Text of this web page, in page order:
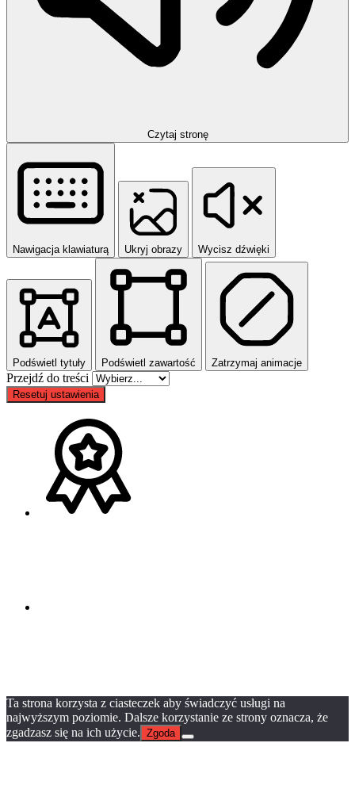
Czytaj stronę
Nawigacja klawiaturą Ukryj obrazy Wycisz dźwięki
Podświetl tytuły Podświetl zawartość Zatrzymaj animacje
Przejdź do treści
Resetuj ustawienia
Ta strona korzysta z ciasteczek aby świadczyć usługi na
najwyższym poziomie. Dalsze korzystanie ze strony oznacza, że
zgadzasz się na ich użycie. Zgoda